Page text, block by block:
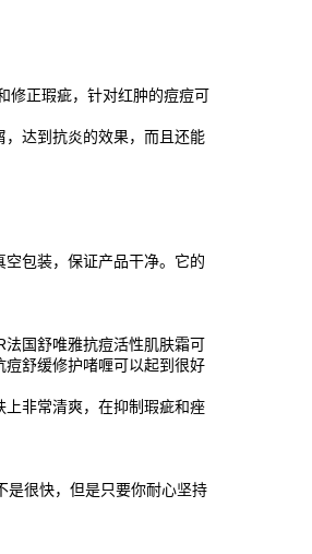
修正瑕疵，针对红肿的痘痘可
达到抗炎的效果，而且还能
包装，保证产品干净。它的
国舒唯雅抗痘活性肌肤霜可
舒缓修护啫喱可以起到很好
非常清爽，在抑制瑕疵和痤
是很快，但是只要你耐心坚持